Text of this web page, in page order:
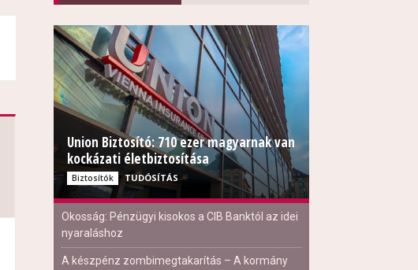
Union Biztosító: 710 ezer magyarnak van
kockázati életbiztosítása
Biztosítók TUDÓSÍTÁS
Okosság: Pénzügyi kisokos a CIB Banktól az idei
nyaraláshoz
A készpénz zombimegtakarítás – A kormány